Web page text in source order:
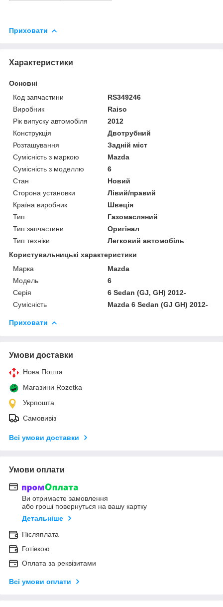
Приховати
Характеристики
Основні
Код запчастини
RS349246
Виробник
Raiso
Рік випуску автомобіля
2012
Конструкція
Двотрубний
Розташування
Задній міст
Сумісність з маркою
Mazda
Сумісність з моделлю
6
Стан
Новий
Сторона установки
Лівий/правий
Країна виробник
Швеція
Тип
Газомасляний
Тип запчастини
Оригінал
Тип техніки
Легковий автомобіль
Користувальницькі характеристики
Марка
Mazda
Мoдель
6
Серія
6 Sedan (GJ, GH) 2012-
Сумісність
Mazda 6 Sedan (GJ GH) 2012-
Приховати
Умови доставки
Нова Пошта
Магазини Rozetka
Укрпошта
Самовивіз
Всі умови доставки
Умови оплати
Ви отримаєте замовлення
або гроші повернуться на вашу картку
Детальніше
Післяплата
Готівкою
Оплата за реквізитами
Всі умови оплати